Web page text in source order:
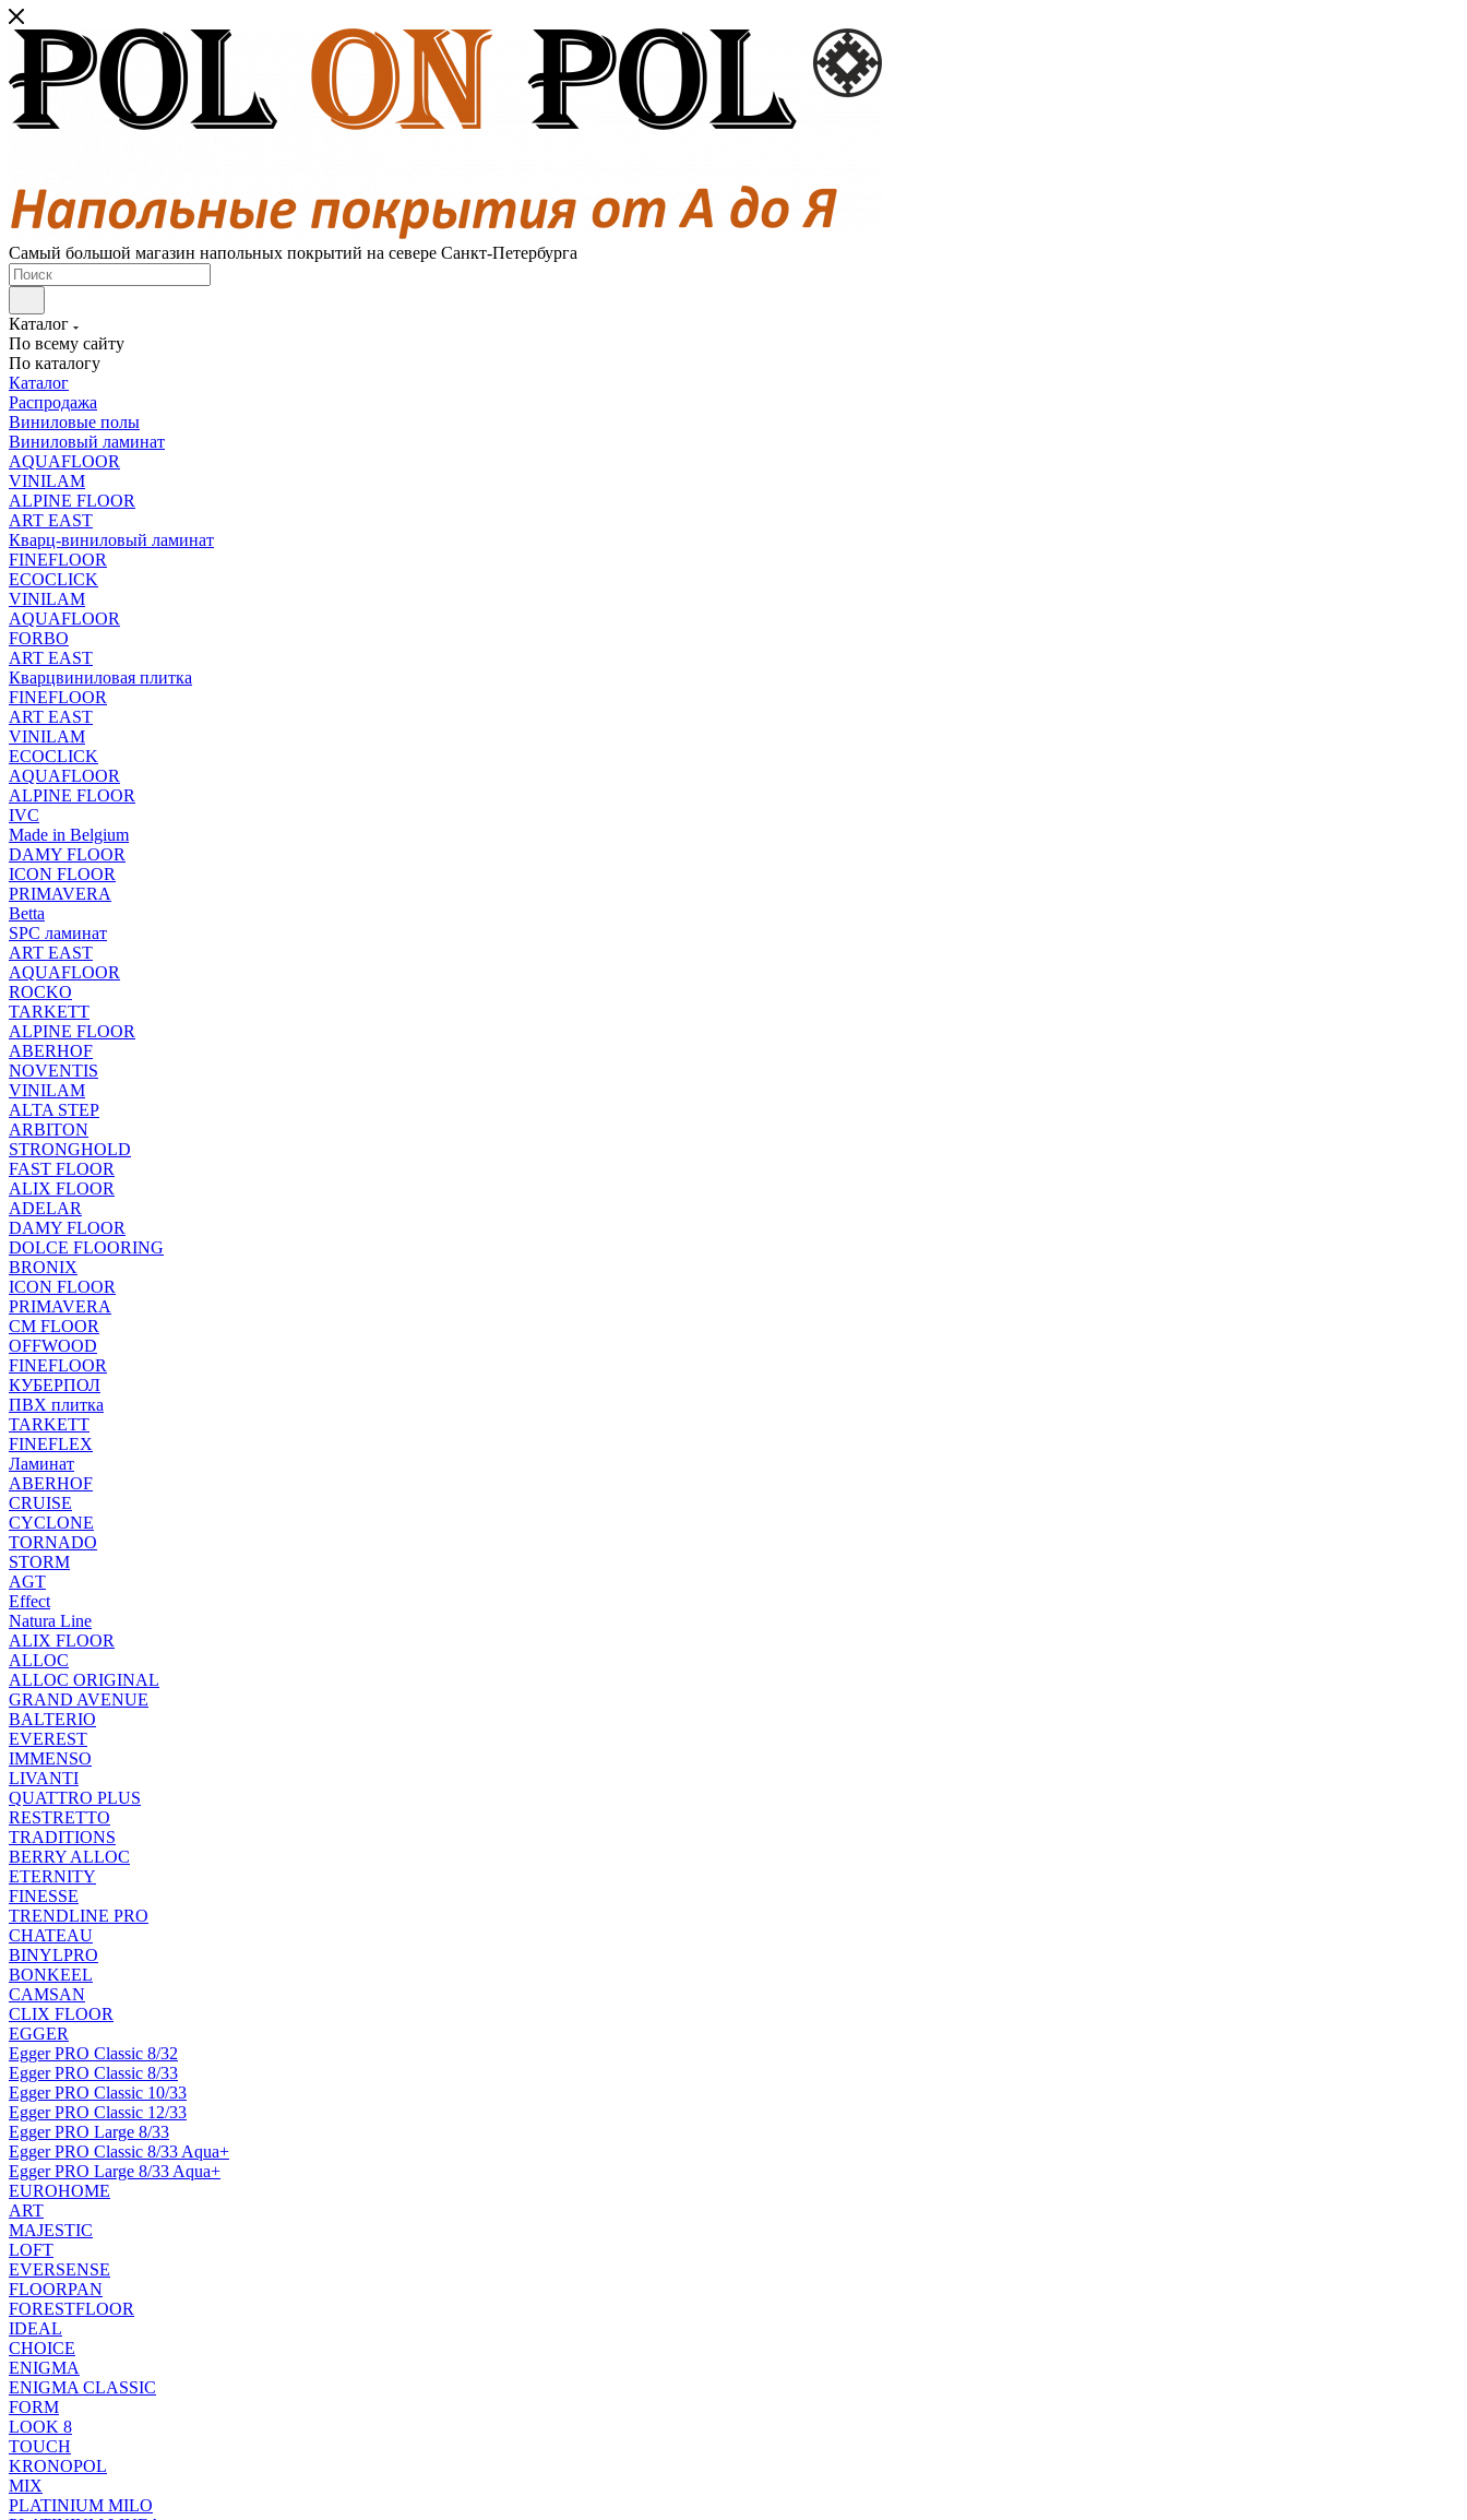
Самый большой магазин напольных покрытий на севере Санкт-Петербурга
Каталог
По всему сайту
По каталогу
Каталог
Распродажа
Виниловые полы
Виниловый ламинат
AQUAFLOOR
VINILAM
ALPINE FLOOR
ART EAST
Кварц-виниловый ламинат
FINEFLOOR
ECOCLICK
VINILAM
AQUAFLOOR
FORBO
ART EAST
Кварцвиниловая плитка
FINEFLOOR
ART EAST
VINILAM
ECOCLICK
AQUAFLOOR
ALPINE FLOOR
IVC
Made in Belgium
DAMY FLOOR
ICON FLOOR
PRIMAVERA
Betta
SPC ламинат
ART EAST
AQUAFLOOR
ROCKO
TARKETT
ALPINE FLOOR
ABERHOF
NOVENTIS
VINILAM
ALTA STEP
ARBITON
STRONGHOLD
FAST FLOOR
ALIX FLOOR
ADELAR
DAMY FLOOR
DOLCE FLOORING
BRONIX
ICON FLOOR
PRIMAVERA
CM FLOOR
OFFWOOD
FINEFLOOR
КУБЕРПОЛ
ПВХ плитка
TARKETT
FINEFLEX
Ламинат
ABERHOF
CRUISE
CYCLONE
TORNADO
STORM
AGT
Effect
Natura Line
ALIX FLOOR
ALLOC
ALLOC ORIGINAL
GRAND AVENUE
BALTERIO
EVEREST
IMMENSO
LIVANTI
QUATTRO PLUS
RESTRETTO
TRADITIONS
BERRY ALLOC
ETERNITY
FINESSE
TRENDLINE PRO
CHATEAU
BINYLPRO
BONKEEL
CAMSAN
CLIX FLOOR
EGGER
Egger PRO Classic 8/32
Egger PRO Classic 8/33
Egger PRO Classic 10/33
Egger PRO Classic 12/33
Egger PRO Large 8/33
Egger PRO Classic 8/33 Aqua+
Egger PRO Large 8/33 Aqua+
EUROHOME
ART
MAJESTIC
LOFT
EVERSENSE
FLOORPAN
FORESTFLOOR
IDEAL
CHOICE
ENIGMA
ENIGMA CLASSIC
FORM
LOOK 8
TOUCH
KRONOPOL
MIX
PLATINIUM MILO